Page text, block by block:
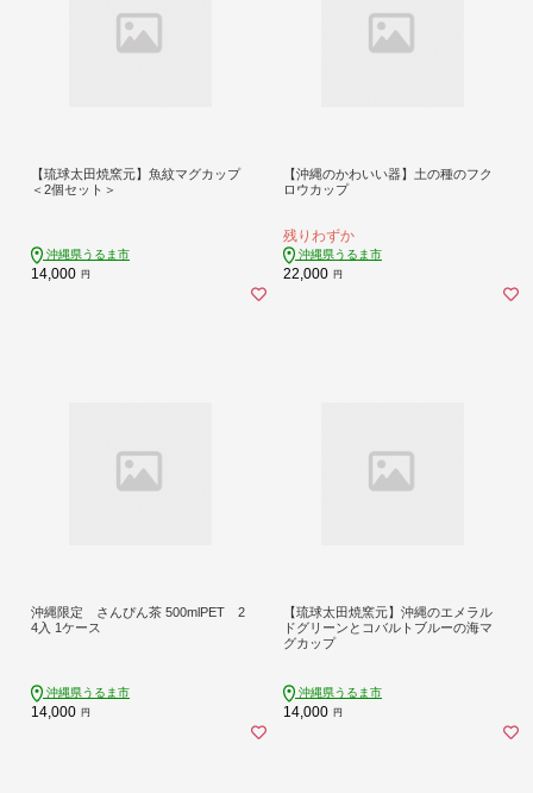
【琉球太田焼窯元】魚紋マグカップ
＜2個セット＞
沖縄県うるま市
14,000 円
【沖縄のかわいい器】土の種のフク
ロウカップ
残りわずか
沖縄県うるま市
22,000 円
沖縄限定 さんぴん茶 500mlPET 2
4入 1ケース
沖縄県うるま市
14,000 円
【琉球太田焼窯元】沖縄のエメラル
ドグリーンとコバルトブルーの海マ
グカップ
沖縄県うるま市
14,000 円